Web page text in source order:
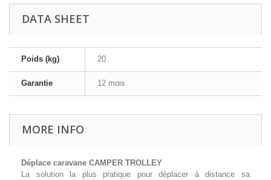
DATA SHEET
Poids (kg) 20
Garantie 12 mois
MORE INFO
Déplace caravane CAMPER TROLLEY
La solution la plus pratique pour déplacer à distance sa